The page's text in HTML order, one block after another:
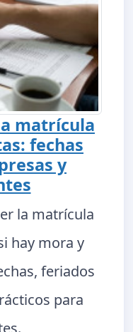
matrícula
fechas
y
la matrícula
hay mora y
feriados
para